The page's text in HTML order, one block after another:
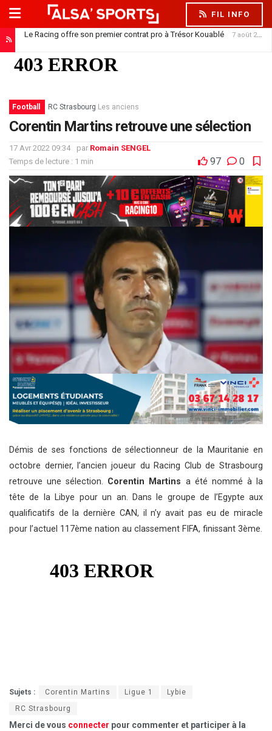
FIL INFO
Le Racing offre son premier contrat pro à Trésor Kouablé 7 août 2026
Football RC Strasbourg Les anciens
Corentin Martins retrouve une sélection
17 Avr 2022 09:34 par Romain SENGEL
Temps de lecture : 1 min
97 0
Démis de ses fonctions de sélectionneur de la Mauritanie en
octobre dernier, l’ancien joueur du Racing Club de Strasbourg
retrouve une sélection. Corentin Martins a été nommé à la
tête de la Libye pour un an. Dans le groupe de l’Egypte aux
qualificatifs de la dernière CAN, il n’y avait pas eu de miracle
pour l’actuel 117ème nation au classement FIFA, finissant 3ème.
Sujets : Corentin Martins Ligue 1
Lybie
RC Strasbourg
Merci de vous connecter pour commenter et participer à la